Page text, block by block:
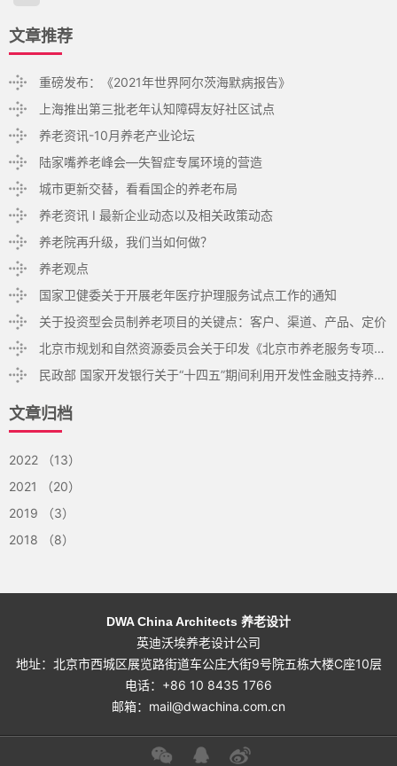
文章推荐
重磅发布：《2021年世界阿尔茨海默病报告》
上海推出第三批老年认知障碍友好社区试点
养老资讯-10月养老产业论坛
陆家嘴养老峰会—失智症专属环境的营造
城市更新交替，看看国企的养老布局
养老资讯 I 最新企业动态以及相关政策动态
养老院再升级，我们当如何做？
养老观点
国家卫健委关于开展老年医疗护理服务试点工作的通知
关于投资型会员制养老项目的关键点：客户、渠道、产品、定价
北京市规划和自然资源委员会关于印发《北京市养老服务专项规划（2021-2035年）》的通知
民政部 国家开发银行关于“十四五”期间利用开发性金融支持养老服务体系建设的通知
文章归档
2022 （13）
2021 （20）
2019 （3）
2018 （8）
DWA China Architects 养老设计
英迪沃埃养老设计公司
地址：北京市西城区展览路街道车公庄大街9号院五栋大楼C座10层
电话：+86 10 8435 1766
邮箱： mail@dwachina.com.cn